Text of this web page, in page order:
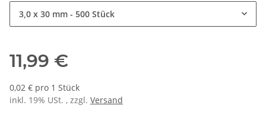
3,0 x 30 mm - 500 Stück
11,99 €
0,02 € pro 1 Stück
inkl. 19% USt. , zzgl. Versand